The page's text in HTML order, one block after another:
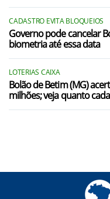
CADASTRO EVITA BLOQUEIOS
Governo pode cancelar
biometria até essa data
LOTERIAS CAIXA
Bolão de Betim (MG)
milhões; veja quanto